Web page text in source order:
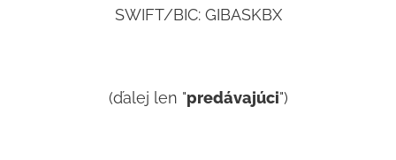
SWIFT/BIC: GIBASKBX
(ďalej len "predávajúci")